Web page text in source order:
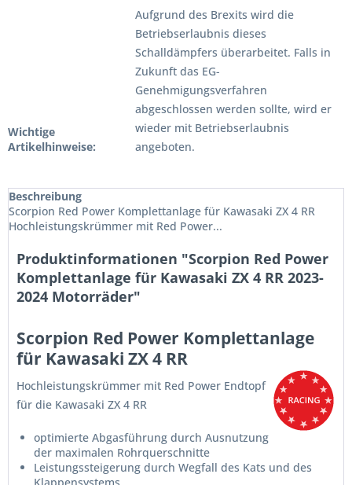
Wichtige
Artikelhinweise:
Aufgrund des Brexits wird die
Betriebserlaubnis dieses
Schalldämpfers überarbeitet. Falls in
Zukunft das EG-
Genehmigungsverfahren
abgeschlossen werden sollte, wird er
wieder mit Betriebserlaubnis
angeboten.
Beschreibung
Scorpion Red Power Komplettanlage für Kawasaki ZX 4 RR
Hochleistungskrümmer mit Red Power...
Produktinformationen "Scorpion Red Power
Komplettanlage für Kawasaki ZX 4 RR 2023-
2024 Motorräder"
Scorpion Red Power Komplettanlage
für Kawasaki ZX 4 RR
Hochleistungskrümmer mit Red Power Endtopf
für die Kawasaki ZX 4 RR
optimierte Abgasführung durch Ausnutzung
der maximalen Rohrquerschnitte
Leistungssteigerung durch Wegfall des Kats und des